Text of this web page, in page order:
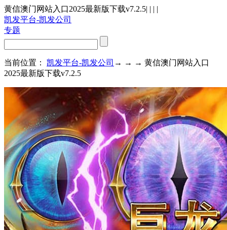
黄信澳门网站入口2025最新版下载v7.2.5| | | |
凯发平台-凯发公司
专题
当前位置： 凯发平台-凯发公司 → → → 黄信澳门网站入口
2025最新版下载v7.2.5